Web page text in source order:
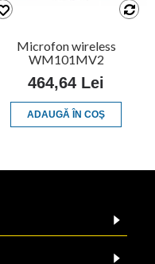
Microfon wireless
WM101MV2
464,64 Lei
ADAUGĂ ÎN COŞ